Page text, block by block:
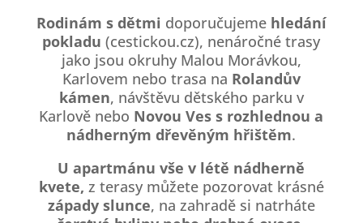
Rodinám s dětmi doporučujeme hledání
pokladu (cestickou.cz), nenáročné trasy
jako jsou okruhy Malou Morávkou,
Karlovem nebo trasa na Rolandův
kámen, návštěvu dětského parku v
Karlově nebo Novou Ves s rozhlednou a
nádherným dřevěným hřištěm.
U apartmánu vše v létě nádherně
kvete, z terasy můžete pozorovat krásné
západy slunce, na zahradě si natrháte